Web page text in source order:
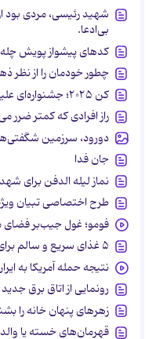
شهید رئیسی، مردی بود
بی‌ادعا.
کدهای پیشواز پویش
چطور خودمان را از نظر ذهنی ۳۸ برابر قوی‌تر
کن ۲۰۲۵؛ جشنواره‌ای علیه خانواده
راز افرادی که کمتر ضرر
دورود، سرزمین
جان فدا
نماز لیله الدفن برای
طرح اختصاصی تبیان
فومو؛ غول جیب‌بر فضای
۵ غذای سریع و سالم برای طبیعت‌گردی
نتیجه حمله آمریکا به
رونمایی از اتاق برق
زهرهای پنهان خانه را
قهرمان‌های خسته یا